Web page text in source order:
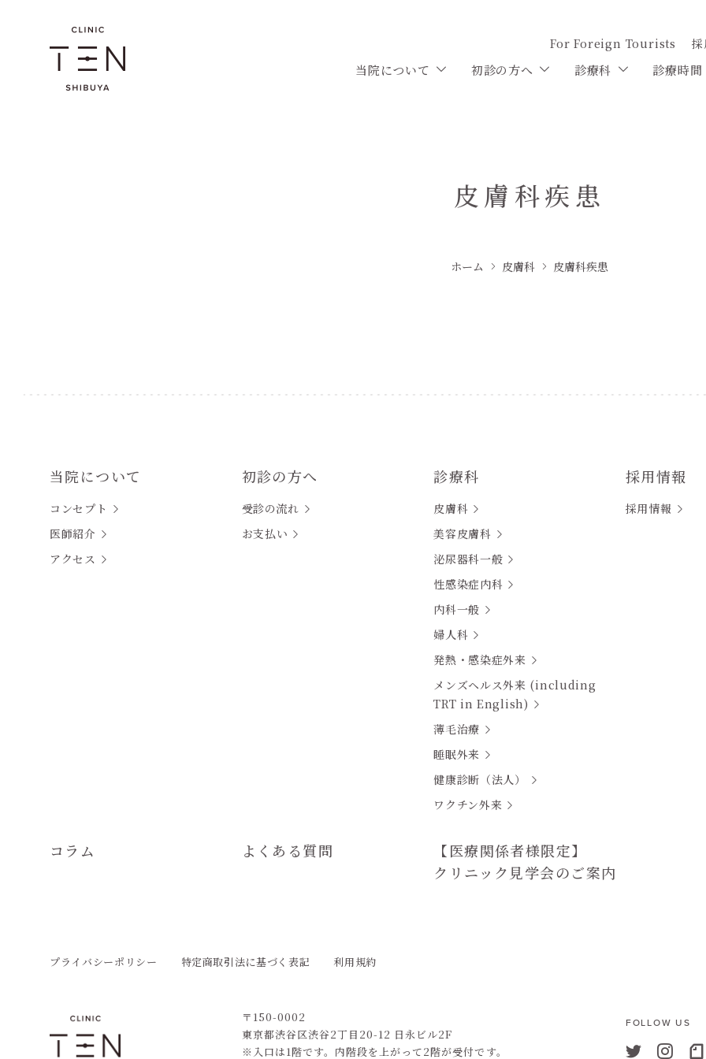
For Foreign Tourists
当院について 初診の方へ 診療科 診療時間
皮膚科疾患
ホーム 皮膚科 皮膚科疾患
当院について
コンセプト
医師紹介
アクセス
初診の方へ
受診の流れ
お支払い
診療科
皮膚科
美容皮膚科
泌尿器科一般
性感染症内科
内科一般
婦人科
発熱・感染症外来
メンズヘルス外来 (including
TRT in English)
薄毛治療
睡眠外来
健康診断（法人）
ワクチン外来
採用情報
採用情報
コラム よくある質問
【医療関係者様限定】
クリニック見学会のご案内
プライバシーポリシー 特定商取引法に基づく表記 利用規約
〒150-0002
東京都渋谷区渋谷2丁目20-12 日永ビル2F
※入口は1階です。内階段を上がって2階が受付です。
FOLLOW US